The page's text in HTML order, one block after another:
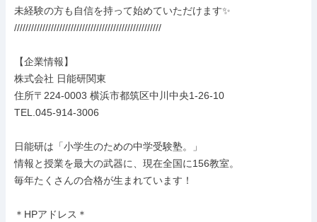
未経験の方も自信を持って始めていただけます✨
////////////////////////////////////////////////////
【企業情報】
株式会社 日能研関東
住所〒224-0003 横浜市都筑区中川中央1-26-10
TEL.045-914-3006
日能研は「小学生のための中学受験塾。」
情報と授業を最大の武器に、現在全国に156教室。
毎年たくさんの合格が生まれています！
＊HPアドレス＊